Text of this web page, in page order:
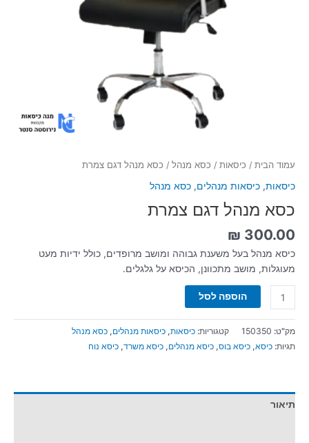
עמוד הבית / כיסאות / כסא מנהל / כסא מנהל דגם צמרת
כיסאות, כיסאות מנהלים, כסא מנהל
כסא מנהל דגם צמרת
₪ 300.00
כיסא מנהל בעל משענת גבוהה ומושב מרופדים, כולל ידיות מעט
מעוגלות, מושב מתכוונן, הכיסא על גלגלים.
הוספה לסל
מק"ט: 150350 קטגוריות: כיסאות, כיסאות מנהלים, כסא מנהל
תגיות: כיסא, כיסא בוס, כיסא מנהלים, כיסא משרד, כיסא נוח
תיאור